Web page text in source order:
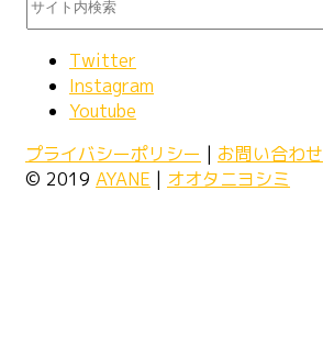
Twitter
Instagram
Youtube
プライバシーポリシー | お問い合わせ
© 2019 AYANE | オオタニヨシミ